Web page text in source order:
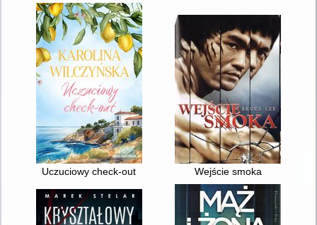
Uczuciowy check-out Wejście smoka